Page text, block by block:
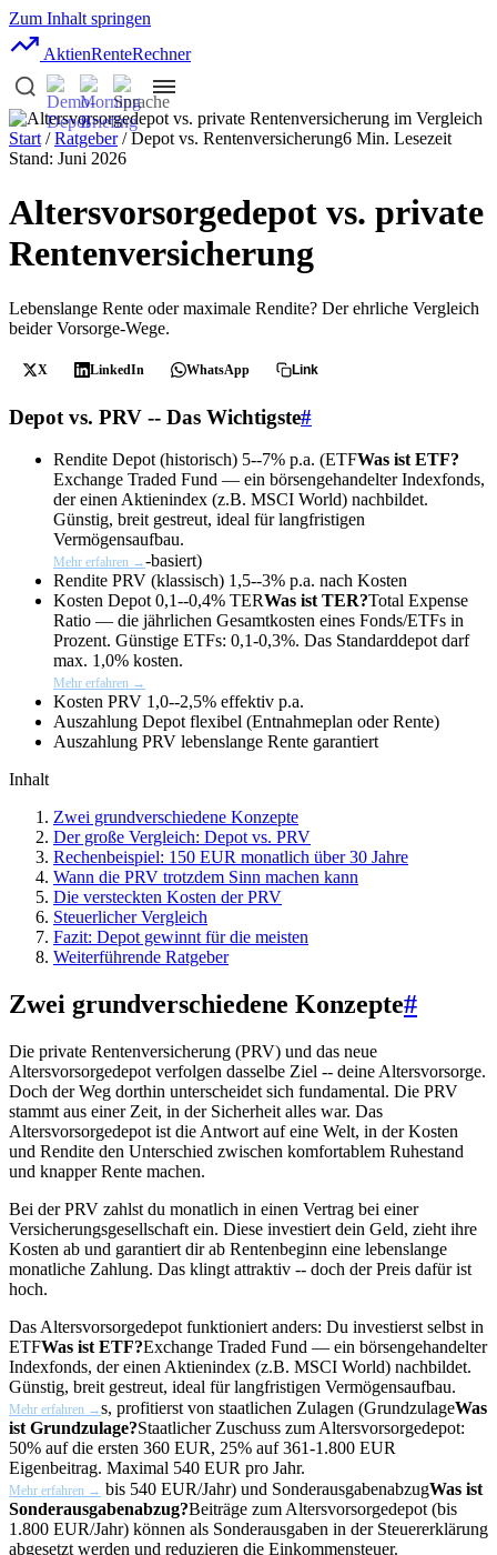
Zum Inhalt springen
AktienRenteRechner
Start /Ratgeber/ Depot vs. Rentenversicherung6 Min. Lesezeit
Stand: Juni 2026
Altersvorsorgedepot vs. private
Rentenversicherung
Lebenslange Rente oder maximale Rendite? Der ehrliche Vergleich
beider Vorsorge-Wege.
X LinkedIn WhatsApp Link
Depot vs. PRV -- Das Wichtigste#
Rendite Depot (historisch) 5--7% p.a. (ETFWas ist ETF?
Exchange Traded Fund — ein börsengehandelter Indexfonds,
der einen Aktienindex (z.B. MSCI World) nachbildet.
Günstig, breit gestreut, ideal für langfristigen
Vermögensaufbau.
Mehr erfahren →-basiert)
Rendite PRV (klassisch) 1,5--3% p.a. nach Kosten
Kosten Depot 0,1--0,4% TERWas ist TER?Total Expense
Ratio — die jährlichen Gesamtkosten eines Fonds/ETFs in
Prozent. Günstige ETFs: 0,1-0,3%. Das Standarddepot darf
max. 1,0% kosten.
Mehr erfahren →
Kosten PRV 1,0--2,5% effektiv p.a.
Auszahlung Depot flexibel (Entnahmeplan oder Rente)
Auszahlung PRV lebenslange Rente garantiert
Inhalt
Zwei grundverschiedene Konzepte
Der große Vergleich: Depot vs. PRV
Rechenbeispiel: 150 EUR monatlich über 30 Jahre
Wann die PRV trotzdem Sinn machen kann
Die versteckten Kosten der PRV
Steuerlicher Vergleich
Fazit: Depot gewinnt für die meisten
Weiterführende Ratgeber
Zwei grundverschiedene Konzepte#
Die private Rentenversicherung (PRV) und das neue
Altersvorsorgedepot verfolgen dasselbe Ziel -- deine Altersvorsorge.
Doch der Weg dorthin unterscheidet sich fundamental. Die PRV
stammt aus einer Zeit, in der Sicherheit alles war. Das
Altersvorsorgedepot ist die Antwort auf eine Welt, in der Kosten
und Rendite den Unterschied zwischen komfortablem Ruhestand
und knapper Rente machen.
Bei der PRV zahlst du monatlich in einen Vertrag bei einer
Versicherungsgesellschaft ein. Diese investiert dein Geld, zieht ihre
Kosten ab und garantiert dir ab Rentenbeginn eine lebenslange
monatliche Zahlung. Das klingt attraktiv -- doch der Preis dafür ist
hoch.
Das Altersvorsorgedepot funktioniert anders: Du investierst selbst in
ETFWas ist ETF?Exchange Traded Fund — ein börsengehandelter
Indexfonds, der einen Aktienindex (z.B. MSCI World) nachbildet.
Günstig, breit gestreut, ideal für langfristigen Vermögensaufbau.
Mehr erfahren →s, profitierst von staatlichen Zulagen (GrundzulageWas
ist Grundzulage?Staatlicher Zuschuss zum Altersvorsorgedepot:
50% auf die ersten 360 EUR, 25% auf 361-1.800 EUR
Eigenbeitrag. Maximal 540 EUR pro Jahr.
Mehr erfahren → bis 540 EUR/Jahr) und SonderausgabenabzugWas ist
Sonderausgabenabzug?Beiträge zum Altersvorsorgedepot (bis
1.800 EUR/Jahr) können als Sonderausgaben in der Steuererklärung
abgesetzt werden und reduzieren die Einkommensteuer.